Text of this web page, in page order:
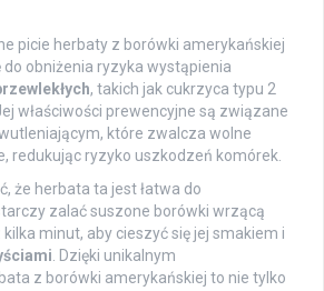
picie herbaty z borówki amerykańskiej
obniżenia ryzyka wystąpienia
, takich jak cukrzyca typu 2
właściwości prewencyjne są związane
które zwalcza wolne
redukując ryzyko uszkodzeń komórek.
że herbata ta jest łatwa do
zalać suszone borówki wrzącą
minut, aby cieszyć się jej smakiem i
. Dzięki unikalnym
z borówki amerykańskiej to nie tylko